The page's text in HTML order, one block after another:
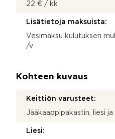
22 € / kk
Lisätietoja maksuista:
Vesimaksu kulutuksen
/v
Kohteen kuvaus
Keittiön varusteet:
Jääkaappipakastin, liesi
Liesi: